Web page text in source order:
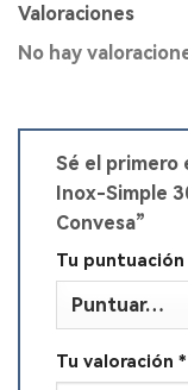
Valoraciones
No hay
Sé el primero
Inox-Simple
Convesa”
Tu puntuación
Tu valoración *